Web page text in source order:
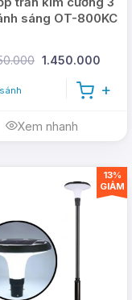
tất cả các đơn
giá trị giảm giá
sáng OT-800KC
1.450.000
Xem nhanh
13%
GIẢM